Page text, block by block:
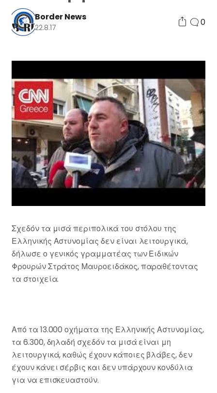
Border News
22.8.17
0
Σχεδόν τα μισά περιπολικά του στόλου της
Ελληνικής Αστυνομίας δεν είναι λειτουργικά,
δήλωσε ο γενικός γραμματέας των Ειδικών
Φρουρών Στράτος Μαυροειδάκος, παραθέτοντας
τα στοιχεία.
Από τα 13.000 οχήματα της Ελληνικής Αστυνομίας,
τα 6.300, δηλαδή σχεδόν τα μισά είναι μη
λειτουργικά, καθώς έχουν κάποιες βλάβες, δεν
έχουν κάνει σέρβις και δεν υπάρχουν κονδύλια
για να επισκευαστούν.